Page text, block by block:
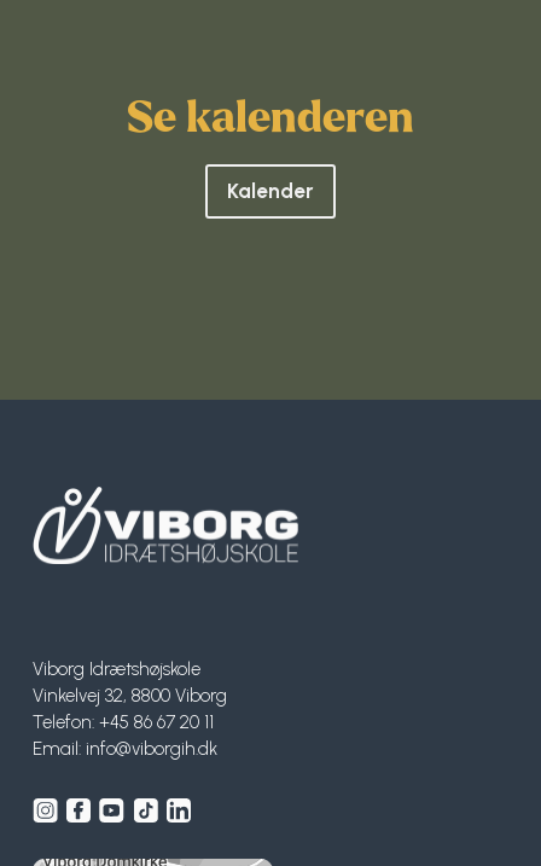
Se kalenderen
Kalender
Viborg Idrætshøjskole
Vinkelvej 32, 8800 Viborg
Telefon: +45 86 67 20 11
Email: info@viborgih.dk